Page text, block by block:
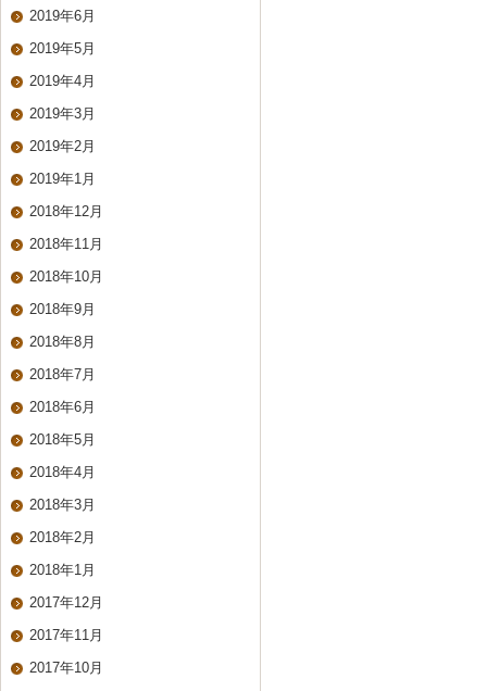
2019年6月
2019年5月
2019年4月
2019年3月
2019年2月
2019年1月
2018年12月
2018年11月
2018年10月
2018年9月
2018年8月
2018年7月
2018年6月
2018年5月
2018年4月
2018年3月
2018年2月
2018年1月
2017年12月
2017年11月
2017年10月